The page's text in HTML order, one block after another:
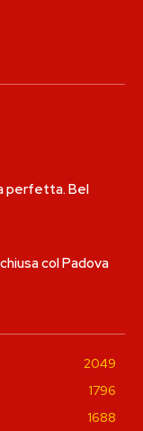
perfetta. Bel
col Padova
2049
1796
1688